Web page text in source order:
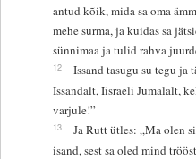
antud kõik, mida sa oma
mehe surma, ja kuidas sa
sünnimaa ja tulid rahva
12
Issand tasugu su tegu
Issandalt, Iisraeli Jumalalt,
varjule!”
13
Ja Rutt ütles: „Ma olen
isand, sest sa oled mind